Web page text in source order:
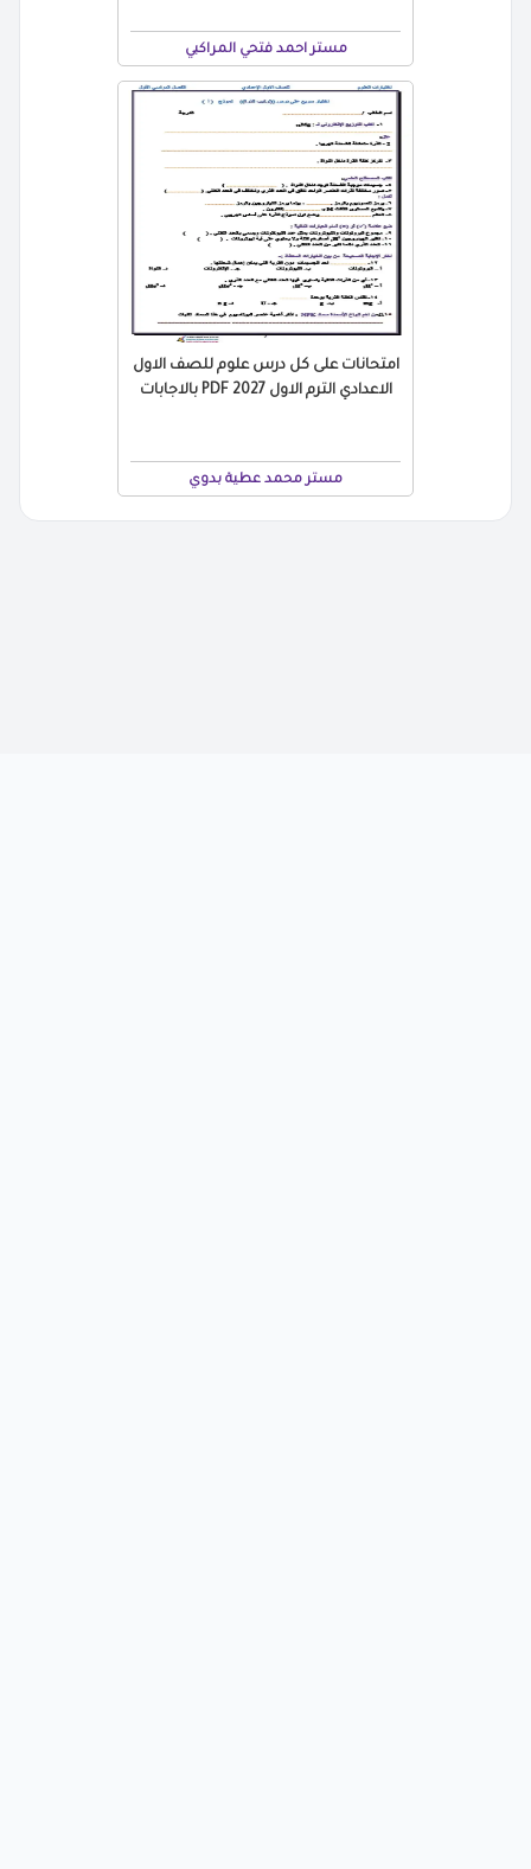
مستر احمد فتحي المراكبي
امتحانات على كل درس علوم للصف الاول
الاعدادي الترم الاول 2027 PDF بالاجابات
مستر محمد عطية بدوي